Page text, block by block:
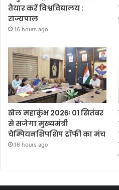
तैयार करें विश्वविद्यालय :
राज्यपाल
16 hours ago
खेल महाकुंभ 2026ः 01 सितंबर
से सजेगा मुख्यमंत्री
चेम्पियनशिपशिप ट्रॉफी का मंच
16 hours ago